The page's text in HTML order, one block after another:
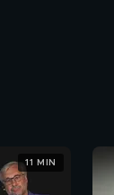
11 MIN